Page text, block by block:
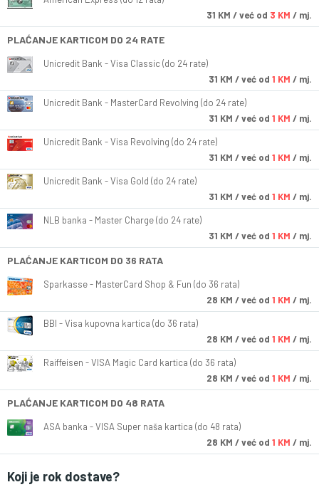
31 KM / već od 3 KM / mj.
PLAĆANJE KARTICOM DO 24 RATE
Unicredit Bank - Visa Classic (do 24 rate)
31 KM / već od 1 KM / mj.
Unicredit Bank - MasterCard Revolving (do 24 rate)
31 KM / već od 1 KM / mj.
Unicredit Bank - Visa Revolving (do 24 rate)
31 KM / već od 1 KM / mj.
Unicredit Bank - Visa Gold (do 24 rate)
31 KM / već od 1 KM / mj.
NLB banka - Master Charge (do 24 rate)
31 KM / već od 1 KM / mj.
PLAĆANJE KARTICOM DO 36 RATA
Sparkasse - MasterCard Shop & Fun (do 36 rata)
28 KM / već od 1 KM / mj.
BBI - Visa kupovna kartica (do 36 rata)
28 KM / već od 1 KM / mj.
Raiffeisen - VISA Magic Card kartica (do 36 rata)
28 KM / već od 1 KM / mj.
PLAĆANJE KARTICOM DO 48 RATA
ASA banka - VISA Super naša kartica (do 48 rata)
28 KM / već od 1 KM / mj.
Koji je rok dostave?